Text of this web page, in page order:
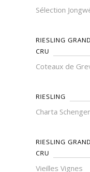
Sélection
RIESLING
CRU
Coteaux de
RIESLING
Charta
RIESLING
CRU
Vieilles Vignes